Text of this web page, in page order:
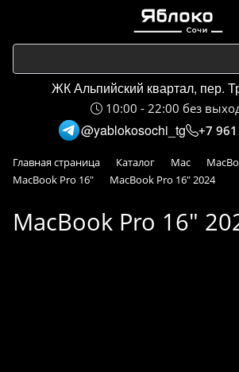
ЖК Альпийский квартал, пер.
10:00 - 22:00 без
@yablokosochi_tg +7
Главная страница Каталог Mac
MacBook Pro 16"
MacBook Pro 16" 2024
MacBook Pro 16"